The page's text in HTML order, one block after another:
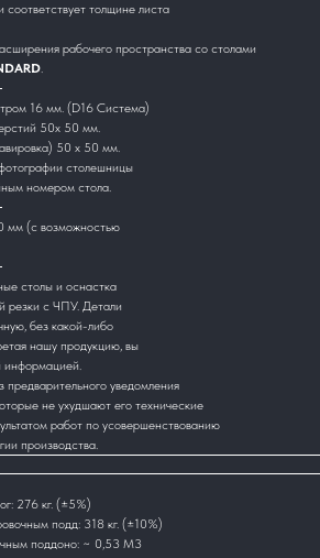
толщине листа
рабочего пространства со столами
.
16 мм. (D16 Система)
50х 50 мм.
50 х 50 мм.
столешницы
номером стола.
мм (с возможностью
столы и оснастка
резки с ЧПУ. Детали
без какой-либо
нашу продукцию, вы
информацией.
уведомления
не ухудшают его технические
работ по усовершенствованию
производства.
276 кг. (±5%)
подд: 318 кг. (±10%)
поддоно: ~ 0,53 М3